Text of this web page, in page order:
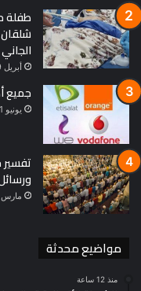
طفلة
الجاني
أبريل 9, 2025
جميع
يونيو 11, 2023
مارس 26, 2025
مواضيع محدثة
منذ 12 ساعة